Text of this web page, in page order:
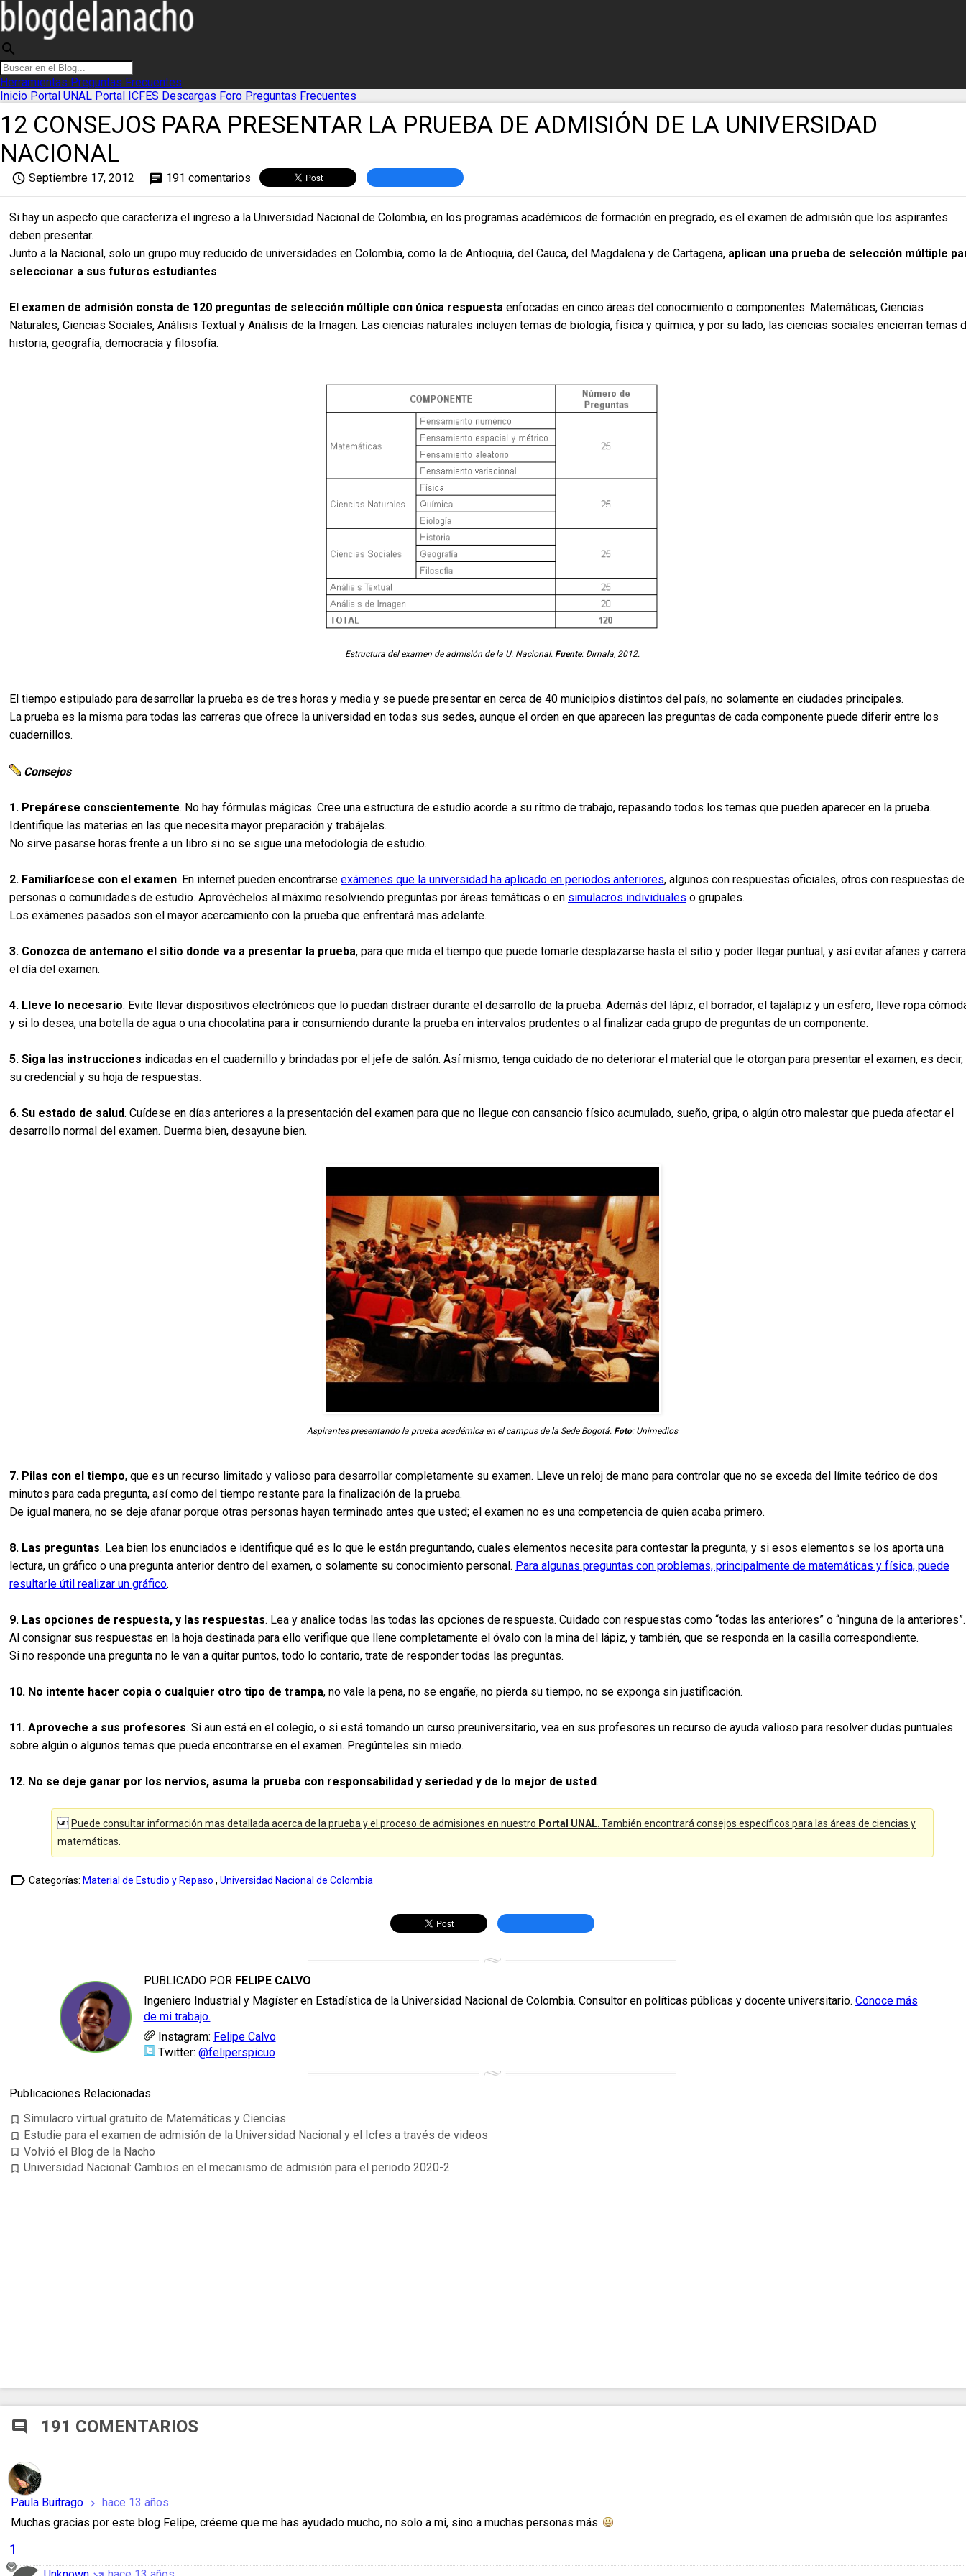
search
Herramientas Preguntas Frecuentes
Inicio Portal UNAL Portal ICFES Descargas Foro Preguntas Frecuentes
12 CONSEJOS PARA PRESENTAR LA PRUEBA DE ADMISIÓN DE LA UNIVERSIDAD
NACIONAL
access_time Septiembre 17, 2012 chat 191 comentarios
Si hay un aspecto que caracteriza el ingreso a la Universidad Nacional de Colombia, en los programas académicos de formación en pregrado, es el examen de admisión que los aspirantes
deben presentar.
Junto a la Nacional, solo un grupo muy reducido de universidades en Colombia, como la de Antioquia, del Cauca, del Magdalena y de Cartagena, aplican una prueba de selección múltiple
seleccionar a sus futuros estudiantes.
El examen de admisión consta de 120 preguntas de selección múltiple con única respuesta enfocadas en cinco áreas del conocimiento o componentes: Matemáticas, Ciencias
Naturales, Ciencias Sociales, Análisis Textual y Análisis de la Imagen. Las ciencias naturales incluyen temas de biología, física y química, y por su lado, las ciencias sociales encierran temas
historia, geografía, democracía y filosofía.
Estructura del examen de admisión de la U. Nacional. Fuente: Dirnala, 2012.
El tiempo estipulado para desarrollar la prueba es de tres horas y media y se puede presentar en cerca de 40 municipios distintos del país, no solamente en ciudades principales.
La prueba es la misma para todas las carreras que ofrece la universidad en todas sus sedes, aunque el orden en que aparecen las preguntas de cada componente puede diferir entre los
cuadernillos.
Consejos
1. Prepárese conscientemente. No hay fórmulas mágicas. Cree una estructura de estudio acorde a su ritmo de trabajo, repasando todos los temas que pueden aparecer en la prueba.
Identifique las materias en las que necesita mayor preparación y trabájelas.
No sirve pasarse horas frente a un libro si no se sigue una metodología de estudio.
2. Familiarícese con el examen. En internet pueden encontrarse exámenes que la universidad ha aplicado en periodos anteriores, algunos con respuestas oficiales, otros con respuestas de
personas o comunidades de estudio. Aprovéchelos al máximo resolviendo preguntas por áreas temáticas o en simulacros individuales o grupales.
Los exámenes pasados son el mayor acercamiento con la prueba que enfrentará mas adelante.
3. Conozca de antemano el sitio donde va a presentar la prueba, para que mida el tiempo que puede tomarle desplazarse hasta el sitio y poder llegar puntual, y así evitar afanes y
el día del examen.
4. Lleve lo necesario. Evite llevar dispositivos electrónicos que lo puedan distraer durante el desarrollo de la prueba. Además del lápiz, el borrador, el tajalápiz y un esfero, lleve ropa
y si lo desea, una botella de agua o una chocolatina para ir consumiendo durante la prueba en intervalos prudentes o al finalizar cada grupo de preguntas de un componente.
5. Siga las instrucciones indicadas en el cuadernillo y brindadas por el jefe de salón. Así mismo, tenga cuidado de no deteriorar el material que le otorgan para presentar el examen, es decir,
su credencial y su hoja de respuestas.
6. Su estado de salud. Cuídese en días anteriores a la presentación del examen para que no llegue con cansancio físico acumulado, sueño, gripa, o algún otro malestar que pueda afectar el
desarrollo normal del examen. Duerma bien, desayune bien.
Aspirantes presentando la prueba académica en el campus de la Sede Bogotá. Foto: Unimedios
7. Pilas con el tiempo, que es un recurso limitado y valioso para desarrollar completamente su examen. Lleve un reloj de mano para controlar que no se exceda del límite teórico de dos
minutos para cada pregunta, así como del tiempo restante para la finalización de la prueba.
De igual manera, no se deje afanar porque otras personas hayan terminado antes que usted; el examen no es una competencia de quien acaba primero.
8. Las preguntas. Lea bien los enunciados e identifique qué es lo que le están preguntando, cuales elementos necesita para contestar la pregunta, y si esos elementos se los aporta una
lectura, un gráfico o una pregunta anterior dentro del examen, o solamente su conocimiento personal. Para algunas preguntas con problemas, principalmente de matemáticas y física, puede
resultarle útil realizar un gráfico.
9. Las opciones de respuesta, y las respuestas. Lea y analice todas las todas las opciones de respuesta. Cuidado con respuestas como “todas las anteriores” o “ninguna de la anteriores”.
Al consignar sus respuestas en la hoja destinada para ello verifique que llene completamente el óvalo con la mina del lápiz, y también, que se responda en la casilla correspondiente.
Si no responde una pregunta no le van a quitar puntos, todo lo contario, trate de responder todas las preguntas.
10. No intente hacer copia o cualquier otro tipo de trampa, no vale la pena, no se engañe, no pierda su tiempo, no se exponga sin justificación.
11. Aproveche a sus profesores. Si aun está en el colegio, o si está tomando un curso preuniversitario, vea en sus profesores un recurso de ayuda valioso para resolver dudas puntuales
sobre algún o algunos temas que pueda encontrarse en el examen. Pregúnteles sin miedo.
12. No se deje ganar por los nervios, asuma la prueba con responsabilidad y seriedad y de lo mejor de usted.
Puede consultar información mas detallada acerca de la prueba y el proceso de admisiones en nuestro Portal UNAL . También encontrará consejos específicos para las áreas de ciencias y
matemáticas
label_outline Categorías: Material de Estudio y Repaso , Universidad Nacional de Colombia
PUBLICADO POR FELIPE CALVO
Ingeniero Industrial y Magíster en Estadística de la Universidad Nacional de Colombia. Consultor en políticas públicas y docente universitario. Conoce más
de mi trabajo.
Instagram: Felipe Calvo
Twitter: @feliperspicuo
Publicaciones Relacionadas
bookmark_border Simulacro virtual gratuito de Matemáticas y Ciencias
bookmark_border Estudie para el examen de admisión de la Universidad Nacional y el Icfes a través de videos
bookmark_border Volvió el Blog de la Nacho
bookmark_border Universidad Nacional: Cambios en el mecanismo de admisión para el periodo 2020-2
comment 191 COMENTARIOS
Paula Buitrago chevron_right hace 13 años
Muchas gracias por este blog Felipe, créeme que me has ayudado mucho, no solo a mi, sino a muchas personas más.
1